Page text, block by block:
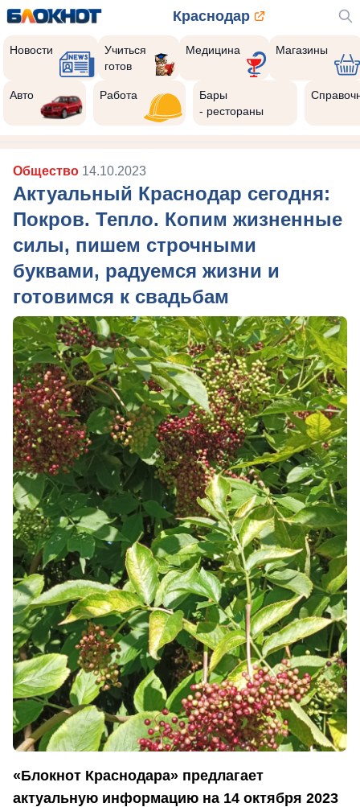
Краснодар
Новости
Учиться
готов
Медицина Магазины
Авто Работа
Бары
- рестораны
Общество 14.10.2023
Актуальный Краснодар сегодня:
Покров. Тепло. Копим жизненные
силы, пишем строчными
буквами, радуемся жизни и
готовимся к свадьбам
«Блокнот Краснодара» предлагает
актуальную информацию на 14 октября 2023